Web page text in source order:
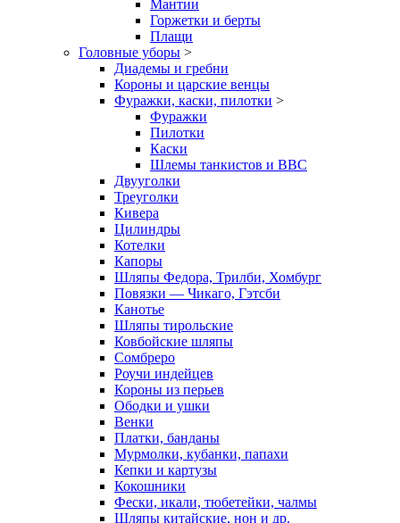
Мантии
Горжетки и берты
Плащи
Головные уборы >
Диадемы и гребни
Короны и царские венцы
Фуражки, каски, пилотки >
Фуражки
Пилотки
Каски
Шлемы танкистов и ВВС
Двууголки
Треуголки
Кивера
Цилиндры
Котелки
Капоры
Шляпы Федора, Трилби, Хомбург
Повязки — Чикаго, Гэтсби
Канотье
Шляпы тирольские
Ковбойские шляпы
Сомбреро
Роучи индейцев
Короны из перьев
Ободки и ушки
Венки
Платки, банданы
Мурмолки, кубанки, папахи
Кепки и картузы
Кокошники
Фески, икали, тюбетейки, чалмы
Шляпы китайские, нон и др.